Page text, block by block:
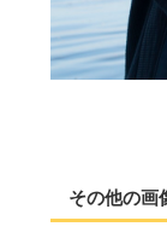
その他の画